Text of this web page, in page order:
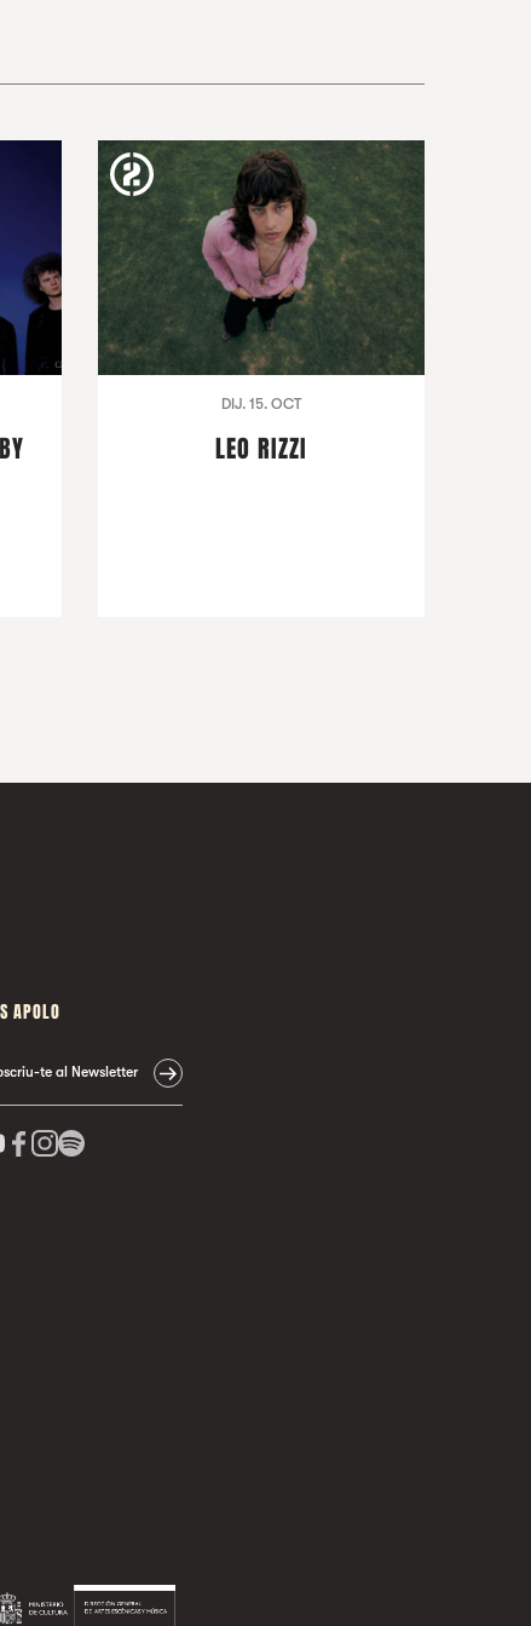
DIJ. 15. OCT
LEO RIZZI
APOLO
te al Newsletter